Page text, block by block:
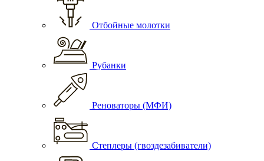
Отбойные молотки
Рубанки
Реноваторы (МФИ)
Степлеры (гвоздезабиватели)